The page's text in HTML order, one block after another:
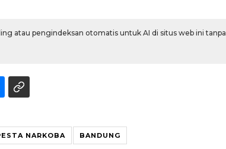
atau pengindeksan otomatis untuk AI di situs web ini tanpa
NARKOBA BANDUNG